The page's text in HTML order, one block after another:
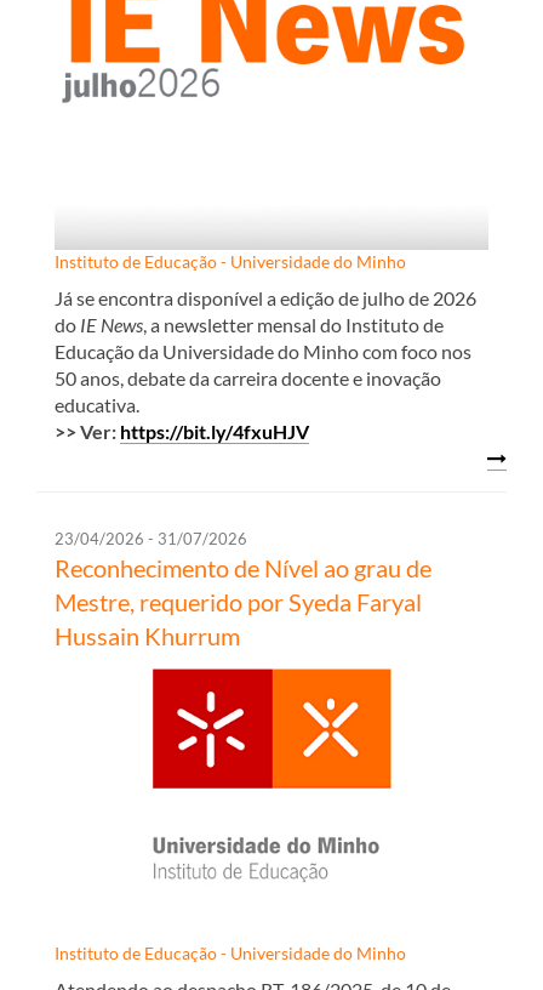
Instituto de Educação - Universidade do Minho
Já se encontra disponível a edição de julho de 2026
do IE News, a newsletter mensal do Instituto de
Educação da Universidade do Minho com foco nos
50 anos, debate da carreira docente e inovação
educativa.
>> Ver: https://bit.ly/4fxuHJV
23/04/2026 - 31/07/2026
Reconhecimento de Nível ao grau de
Mestre, requerido por Syeda Faryal
Hussain Khurrum
Instituto de Educação - Universidade do Minho